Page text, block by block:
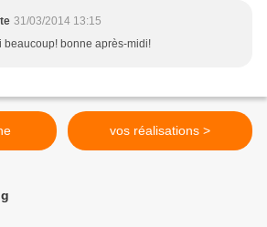
31/03/2014 13:15
beaucoup! bonne après-midi!
vos réalisations >